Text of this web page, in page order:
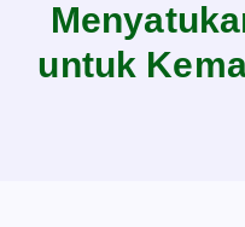
untuk